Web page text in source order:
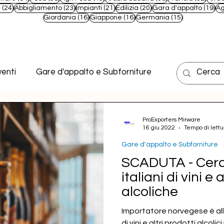
(24)24 post
Abbigliamento (23)23 post
Impianti (21)21 post
Edilizia (20)20 post
Gara d'appalto (19)19
Giordania (16)16 post
Giappone (16)16 post
Germania (15)15 post
Gare d'appalto e Subforniture
SCADUTA -
italiani di vini e
alcoliche
Importatore norvegese è
Gare d'appalto e Subforniture
ProExporters Mirware
16 giu 2022
Tempo di